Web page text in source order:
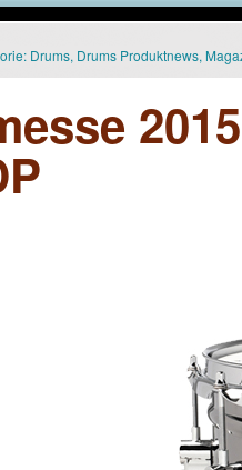
Drums, Drums Produktnews,